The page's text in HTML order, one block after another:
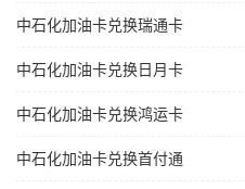
中石化加油卡兑换瑞通卡
中石化加油卡兑换日月卡
中石化加油卡兑换鸿运卡
中石化加油卡兑换首付通